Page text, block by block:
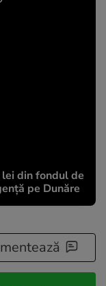
din fondul de
pe Dunăre